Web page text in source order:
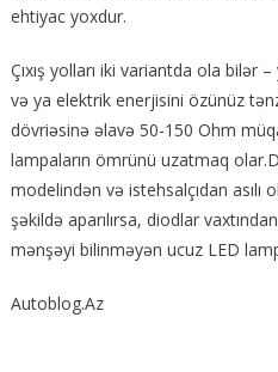
ehtiyac yoxdur.
Çıxış yolları iki variantda ola
və ya elektrik enerjisini özünüz
dövriəsinə əlavə 50-150 Ohm
lampaların ömrünü uzatmaq
modelindən və istehsalçıdan asılı
şəkildə aparılırsa, diodlar
mənşəyi bilinməyən ucuz LED
Autoblog.Az